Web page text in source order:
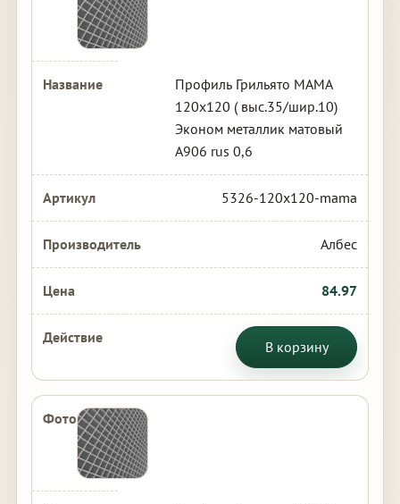
Профиль Грильято МАМА
120х120 ( выс.35/шир.10)
Эконом металлик матовый
А906 rus 0,6
5326-120x120-mama
Албес
84.97
В корзину